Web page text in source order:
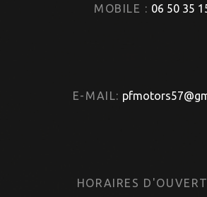
MOBILE : 06 50 35
E-MAIL:
HORAIRES